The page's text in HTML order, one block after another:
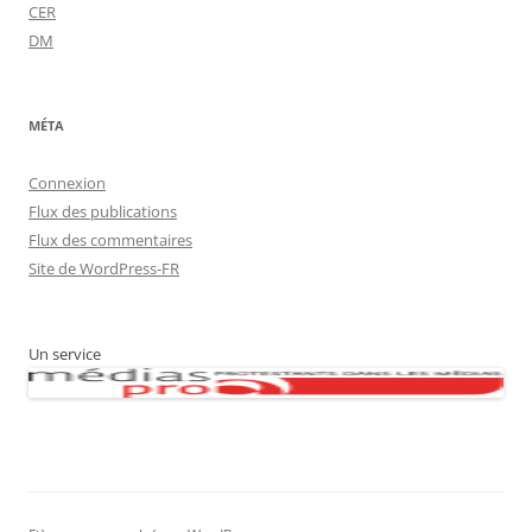
CER
DM
MÉTA
Connexion
Flux des publications
Flux des commentaires
Site de WordPress-FR
Un service